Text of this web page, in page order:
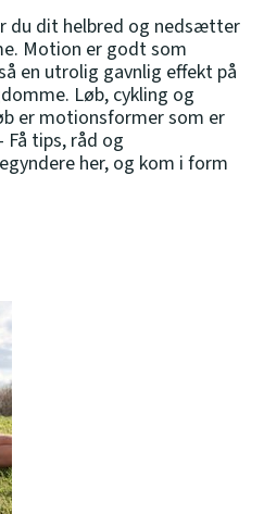
du dit helbred og nedsætter
Motion er godt som
en utrolig gavnlig effekt på
Løb, cykling og
er motionsformer som er
tips, råd og
her, og kom i form